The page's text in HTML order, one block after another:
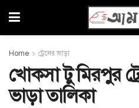
Home ট্রেনের ভাড়া
খোকসা টু মিরপুর
ভাড়া তালিকা